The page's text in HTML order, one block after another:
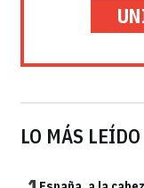
LO MÁS LEÍDO